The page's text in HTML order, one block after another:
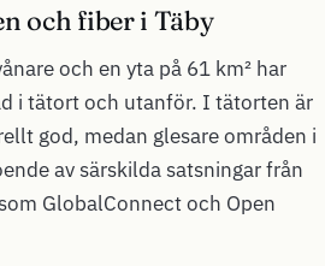
och fiber i Täby
och en yta på 61 km² har
i tätort och utanför. I tätorten är
god, medan glesare områden i
av särskilda satsningar från
GlobalConnect och Open